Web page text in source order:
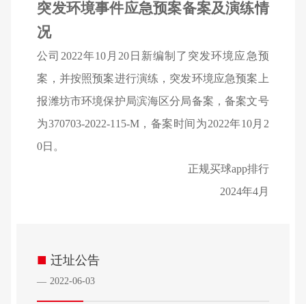
突发环境事件应急预案备案及演练情
况
公司2022年10月20日新编制了突发环境应急预
案，并按照预案进行演练，突发环境应急预案上
报潍坊市环境保护局滨海区分局备案，备案文号
为370703-2022-115-M，备案时间为2022年10月2
0日。
正规买球app排行
2024年4月
■ 迁址公告
— 2022-06-03